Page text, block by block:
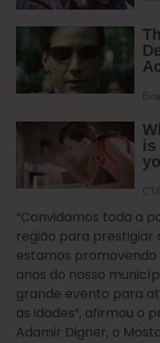
“Convidamos toda a
região para prestigiar
estamos
anos do nosso
grande evento para
as idades”, afirmou o
Adamir Digner, o